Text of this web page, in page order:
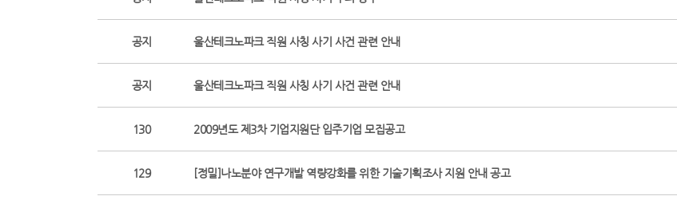
공지 울산테크노파크 직원 사칭 사기 사건 관련 안내
공지 울산테크노파크 직원 사칭 사기 사건 관련 안내
130 2009년도 제3차 기업지원단 입주기업 모집공고
129 [정밀]나노분야 연구개발 역량강화를 위한 기술기획조사 지원 안내 공고